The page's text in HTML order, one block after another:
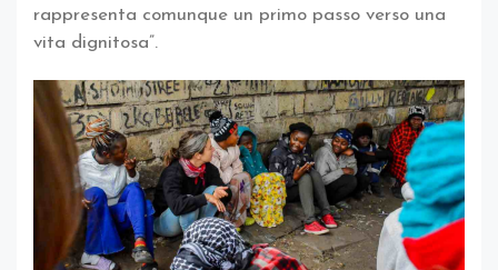
rappresenta comunque un primo passo verso una
vita dignitosa”.